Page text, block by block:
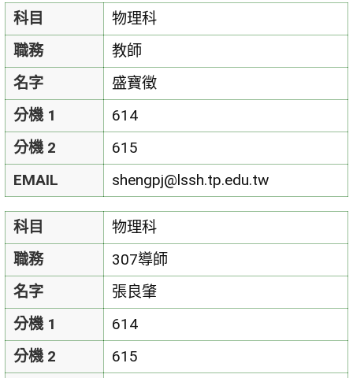
科目
物理科
職務
教師
名字
盛寶徵
分機 1
614
分機 2
615
EMAIL
shengpj@lssh.tp.edu.tw
科目
物理科
職務
307導師
名字
張良肇
分機 1
614
分機 2
615